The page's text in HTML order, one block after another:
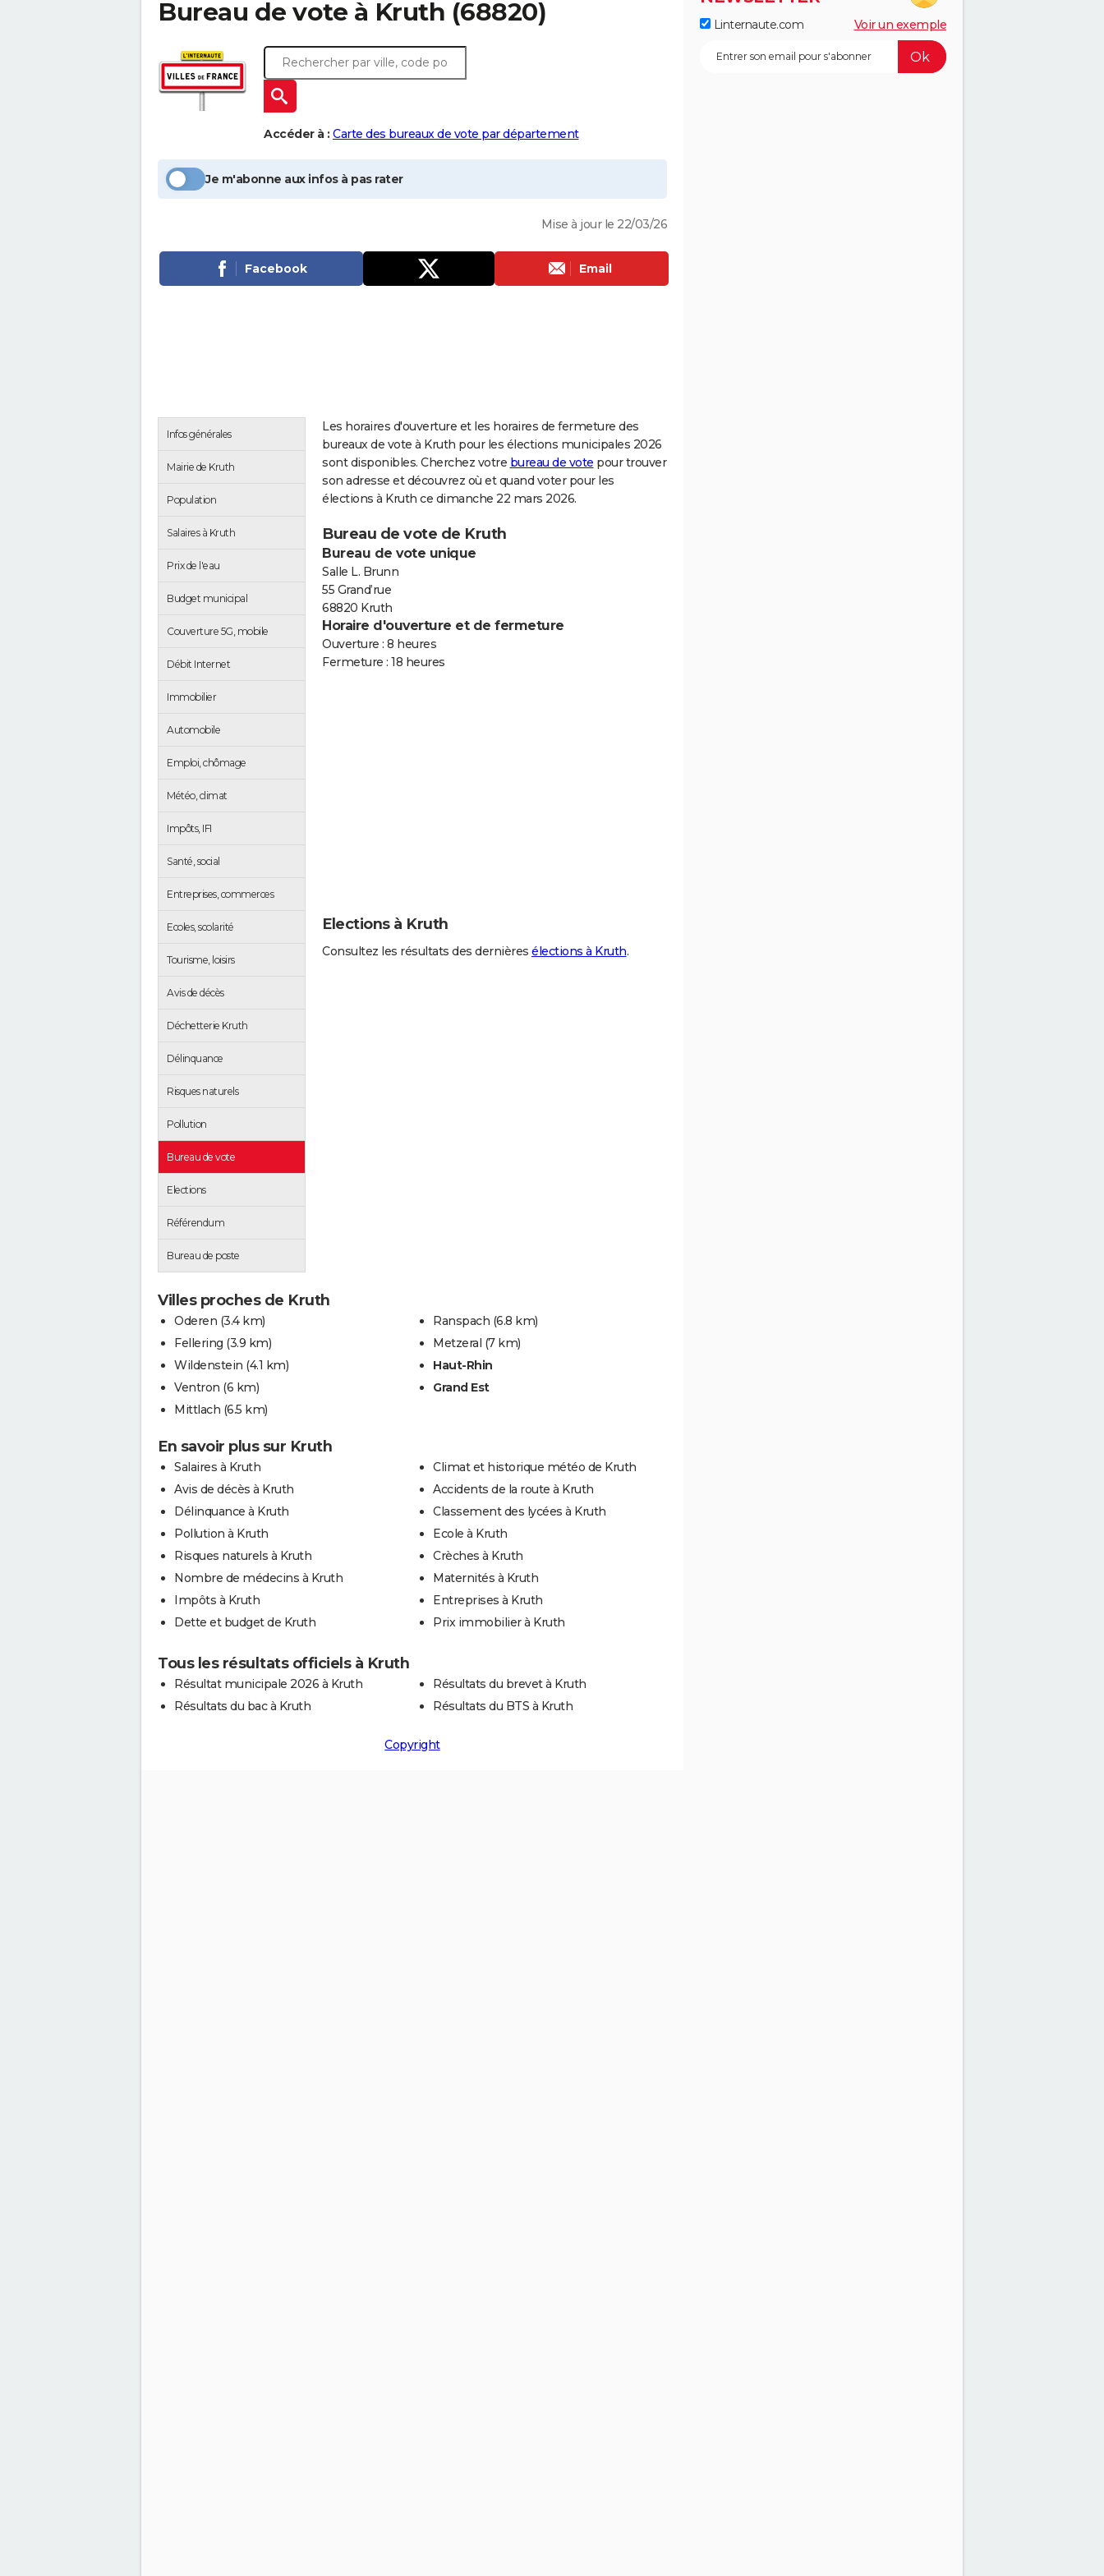
Bureau de vote à Kruth (68820)
Accéder à : Carte des bureaux de vote par département
Je m'abonne aux infos à pas rater
Mise à jour le 22/03/26
Facebook Email
Infos générales
Mairie de Kruth
Population
Salaires à Kruth
Prix de l'eau
Budget municipal
Couverture 5G, mobile
Débit Internet
Immobilier
Automobile
Emploi, chômage
Météo, climat
Impôts, IFI
Santé, social
Entreprises, commerces
Ecoles, scolarité
Tourisme, loisirs
Avis de décès
Déchetterie Kruth
Délinquance
Risques naturels
Pollution
Bureau de vote
Elections
Référendum
Bureau de poste
Les horaires d'ouverture et les horaires de fermeture des
bureaux de vote à Kruth pour les élections municipales 2026
sont disponibles. Cherchez votre bureau de vote pour trouver
son adresse et découvrez où et quand voter pour les
élections à Kruth ce dimanche 22 mars 2026.
Bureau de vote de Kruth
Bureau de vote unique
Salle L. Brunn
55 Grand’rue
68820 Kruth
Horaire d'ouverture et de fermeture
Ouverture : 8 heures
Fermeture : 18 heures
Elections à Kruth
Consultez les résultats des dernières élections à Kruth.
Villes proches de Kruth
Oderen (3.4 km)
Fellering (3.9 km)
Wildenstein (4.1 km)
Ventron (6 km)
Mittlach (6.5 km)
Ranspach (6.8 km)
Metzeral (7 km)
Haut-Rhin
Grand Est
En savoir plus sur Kruth
Salaires à Kruth
Avis de décès à Kruth
Délinquance à Kruth
Pollution à Kruth
Risques naturels à Kruth
Nombre de médecins à Kruth
Impôts à Kruth
Dette et budget de Kruth
Climat et historique météo de Kruth
Accidents de la route à Kruth
Classement des lycées à Kruth
Ecole à Kruth
Crèches à Kruth
Maternités à Kruth
Entreprises à Kruth
Prix immobilier à Kruth
Tous les résultats officiels à Kruth
Résultat municipale 2026 à Kruth
Résultats du bac à Kruth
Résultats du brevet à Kruth
Résultats du BTS à Kruth
Copyright
Linternaute.com Voir un exemple